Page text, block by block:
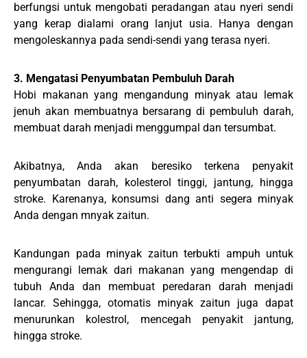
berfungsi untuk mengobati peradangan atau nyeri sendi
yang kerap dialami orang lanjut usia. Hanya dengan
mengoleskannya pada sendi-sendi yang terasa nyeri.
3. Mengatasi Penyumbatan Pembuluh Darah
Hobi makanan yang mengandung minyak atau lemak
jenuh akan membuatnya bersarang di pembuluh darah,
membuat darah menjadi menggumpal dan tersumbat.
Akibatnya, Anda akan beresiko terkena penyakit
penyumbatan darah, kolesterol tinggi, jantung, hingga
stroke. Karenanya, konsumsi dang anti segera minyak
Anda dengan mnyak zaitun.
Kandungan pada minyak zaitun terbukti ampuh untuk
mengurangi lemak dari makanan yang mengendap di
tubuh Anda dan membuat peredaran darah menjadi
lancar. Sehingga, otomatis minyak zaitun juga dapat
menurunkan kolestrol, mencegah penyakit jantung,
hingga stroke.